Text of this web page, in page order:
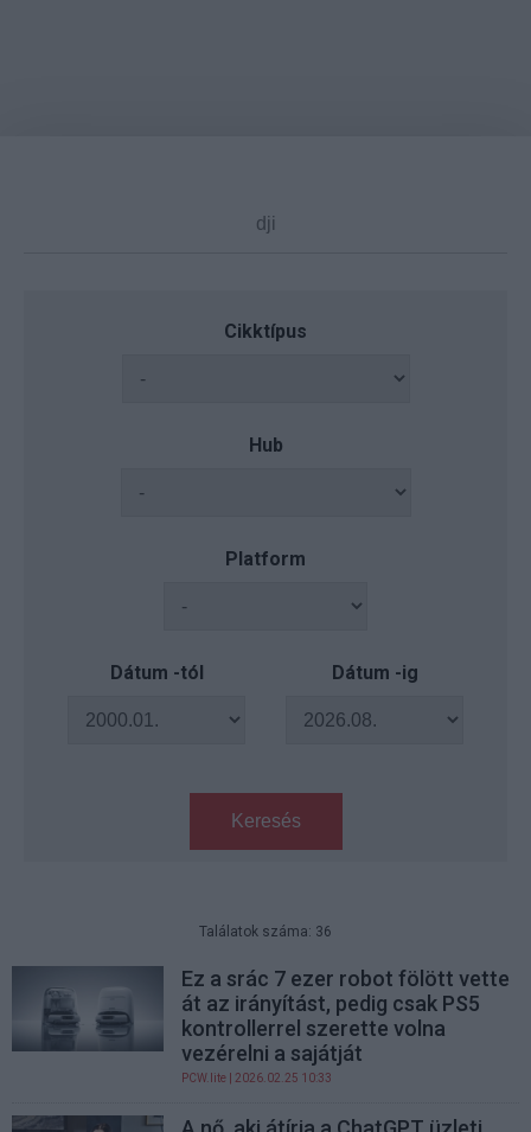
Cikktípus
Hub
Platform
Dátum -tól Dátum -ig
Keresés
Találatok száma: 36
Ez a srác 7 ezer robot fölött vette
át az irányítást, pedig csak PS5
kontrollerrel szerette volna
vezérelni a sajátját
PCW.lite | 2026.02.25 10:33